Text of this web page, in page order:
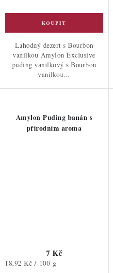
Lahodný dezert s Bourbon
vanilkou Amylon Exclusive
puding vanilkový s Bourbon
vanilkou...
Amylon Puding banán s
přírodním aroma
7 Kč
Měrná
18,92 Kč / 100 g